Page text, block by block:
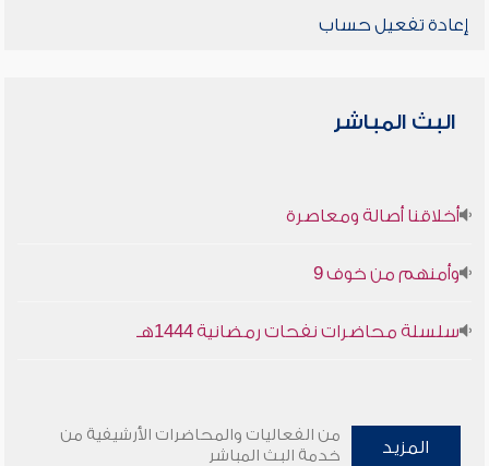
إعادة تفعيل حساب
البث المباشر
أخلاقنا أصالة ومعاصرة
وأمنهم من خوف 9
سلسلة محاضرات نفحات رمضانية 1444هـ
المزيد
من الفعاليات والمحاضرات الأرشيفية من
خدمة البث المباشر